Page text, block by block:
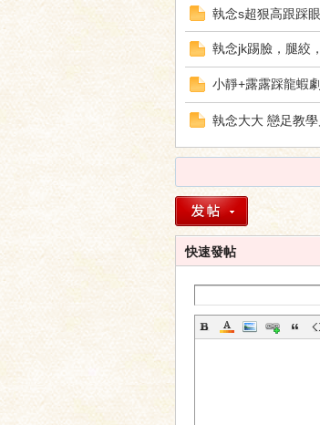
執念s超狠高跟踩
執念jk踢臉，腿絞
小靜+露露踩龍蝦
執念大大 戀足教
快速發帖